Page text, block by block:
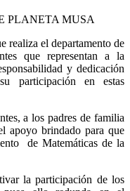
PLANETA MUSA
realiza el departamento de
que representan a la
y dedicación
participación en estas
a los padres de familia
apoyo brindado para que
de Matemáticas de la
la participación de los